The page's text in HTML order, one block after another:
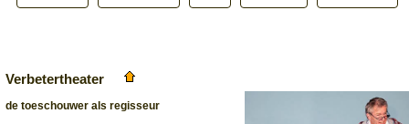
Verbetertheater
de toeschouwer als regisseur